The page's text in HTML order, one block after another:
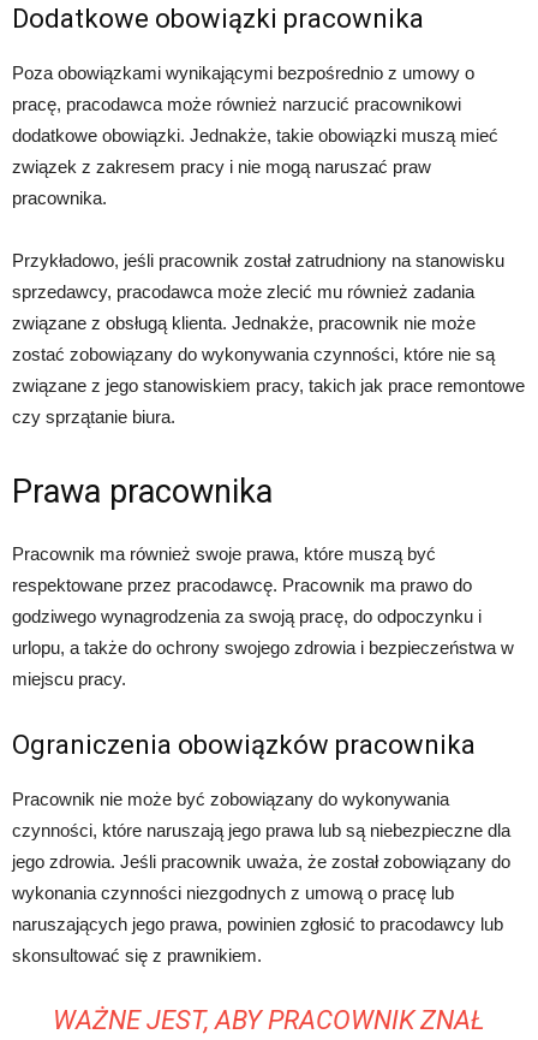
Dodatkowe obowiązki pracownika
Poza obowiązkami wynikającymi bezpośrednio z umowy o
pracę, pracodawca może również narzucić pracownikowi
dodatkowe obowiązki. Jednakże, takie obowiązki muszą mieć
związek z zakresem pracy i nie mogą naruszać praw
pracownika.
Przykładowo, jeśli pracownik został zatrudniony na stanowisku
sprzedawcy, pracodawca może zlecić mu również zadania
związane z obsługą klienta. Jednakże, pracownik nie może
zostać zobowiązany do wykonywania czynności, które nie są
związane z jego stanowiskiem pracy, takich jak prace remontowe
czy sprzątanie biura.
Prawa pracownika
Pracownik ma również swoje prawa, które muszą być
respektowane przez pracodawcę. Pracownik ma prawo do
godziwego wynagrodzenia za swoją pracę, do odpoczynku i
urlopu, a także do ochrony swojego zdrowia i bezpieczeństwa w
miejscu pracy.
Ograniczenia obowiązków pracownika
Pracownik nie może być zobowiązany do wykonywania
czynności, które naruszają jego prawa lub są niebezpieczne dla
jego zdrowia. Jeśli pracownik uważa, że został zobowiązany do
wykonania czynności niezgodnych z umową o pracę lub
naruszających jego prawa, powinien zgłosić to pracodawcy lub
skonsultować się z prawnikiem.
WAŻNE JEST, ABY PRACOWNIK ZNAŁ